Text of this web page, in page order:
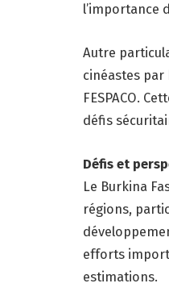
l’importance
Autre
cinéastes
FESPACO.
défis
Défis et
Le Burkina
régions,
efforts
estimations.